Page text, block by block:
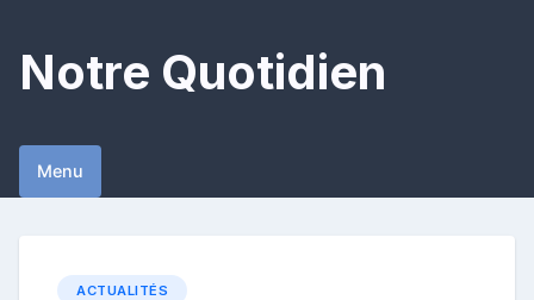
content
Notre Quotidien
Menu
ACTUALITÉS